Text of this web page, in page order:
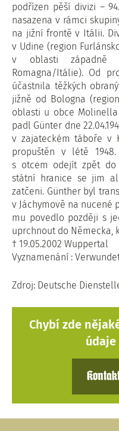
podřízen pěší divizi –
nasazena v rámci
na jižní frontě v Itálii.
v Udine (region
v oblasti západně
Romagna/Itálie). Od
účastnila těžkých
jižně od Bologna
oblasti u obce
padl Günter dne
v zajateckém táboře v
propuštěn v létě
s otcem odejít zpět do
státní hranice se jim
zatčeni. Günther byl
v Jáchymově na nucené
mu povedlo později s
uprchnout do Německa,
† 19.05.2002 Wuppertal
Vyznamenání :
Zdroj: Deutsche
Chybí zde
údaje